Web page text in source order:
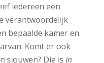
iedereen een
verantwoordelijk
bepaalde kamer en
Komt er ook
sjouwen? Die is in